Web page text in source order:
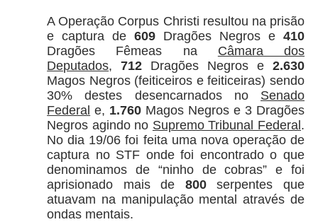
A Operação Corpus Christi resultou na prisão
e captura de609 Dragões Negros e410
Dragões Fêmeas na Câmara dos
Deputados,712 Dragões Negros e2.630
Magos Negros (feiticeiros e feiticeiras) sendo
30% destes desencarnados no Senado
Federal e, 1.760 Magos Negros e 3 Dragões
Negros agindo no Supremo Tribunal Federal.
No dia 19/06 foi feita uma nova operação de
captura no STF onde foi encontrado o que
denominamos de “ninho de cobras” e foi
aprisionado mais de 800serpentes que
atuavam na manipulação mental através de
ondas mentais.